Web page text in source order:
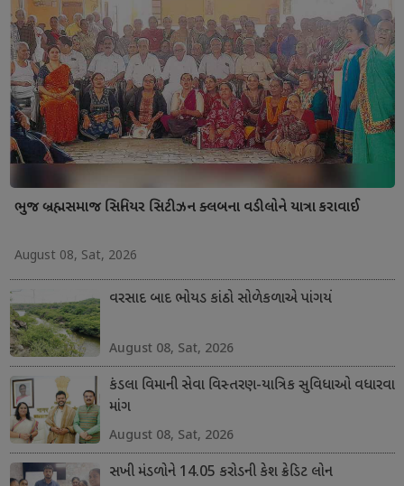
ભુજ બ્રહ્મસમાજ સિનિયર સિટીઝન ક્લબના વડીલોને યાત્રા કરાવાઈ
August 08, Sat, 2026
વરસાદ બાદ ભોયડ કાંઠો સોળેકળાએ પાંગર્યો
August 08, Sat, 2026
કંડલા વિમાની સેવા વિસ્તરણ-યાત્રિક સુવિધાઓ વધારવા
માંગ
August 08, Sat, 2026
સખી મંડળોને 14.05 કરોડની કેશ ક્રેડિટ લોન